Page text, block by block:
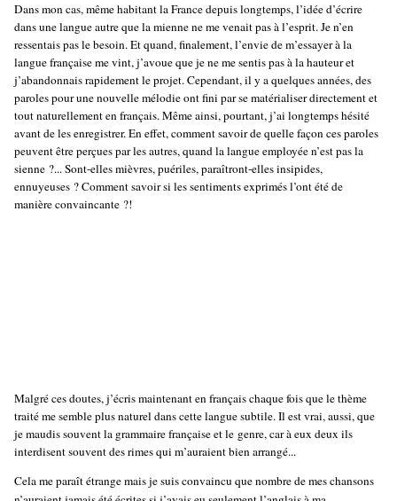
Dans mon cas, même habitant la France depuis longtemps, l’idée d’écrire
dans une langue autre que la mienne ne me venait pas à l’esprit. Je n’en
ressentais pas le besoin. Et quand, finalement, l’envie de m’essayer à la
langue française me vint, j’avoue que je ne me sentis pas à la hauteur et
j’abandonnais rapidement le projet. Cependant, il y a quelques années, des
paroles pour une nouvelle mélodie ont fini par se matérialiser directement et
tout naturellement en français. Même ainsi, pourtant, j’ai longtemps hésité
avant de les enregistrer. En effet, comment savoir de quelle façon ces paroles
peuvent être perçues par les autres, quand la langue employée n’est pas la
sienne ?... Sont-elles mièvres, puériles, paraîtront-elles insipides,
ennuyeuses ? Comment savoir si les sentiments exprimés l’ont été de
manière convaincante ?!
Malgré ces doutes, j’écris maintenant en français chaque fois que le thème
traité me semble plus naturel dans cette langue subtile. Il est vrai, aussi, que
je maudis souvent la grammaire française et le genre, car à eux deux ils
interdisent souvent des rimes qui m’auraient bien arrangé...
Cela me paraît étrange mais je suis convaincu que nombre de mes chansons